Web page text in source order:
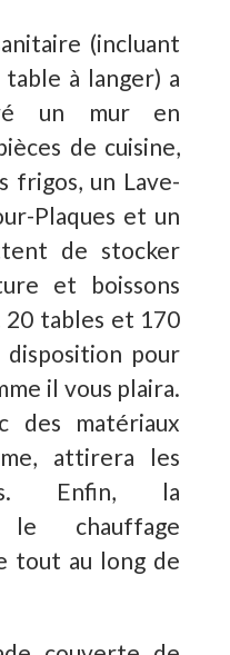
(incluant
à langer) a
un mur en
de cuisine,
frigos, un Lave-
Plaques et un
de stocker
et boissons
20 tables et 170
pour
il vous plaira.
des matériaux
attirera les
Enfin, la
chauffage
tout au long de